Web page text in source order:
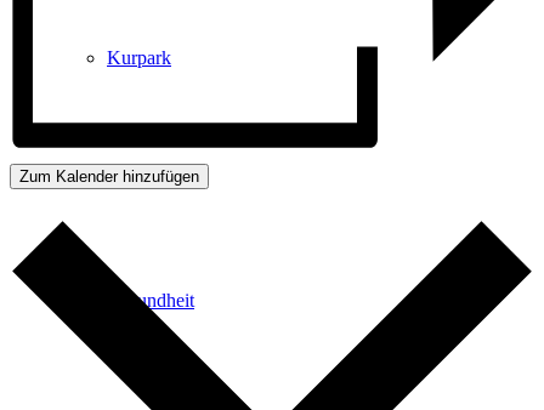
Kurpark
Gastgeber
Gesundheit
Zum Kalender hinzufügen